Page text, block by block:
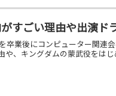
すごい理由や出演ド
業後にコンピューター関連
、キングダムの蒙武役をは